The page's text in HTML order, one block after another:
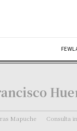
Mapuche Consulta